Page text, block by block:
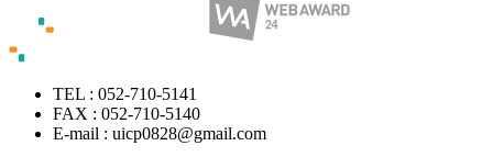
TEL : 052-710-5141
FAX : 052-710-5140
E-mail : uicp0828@gmail.com